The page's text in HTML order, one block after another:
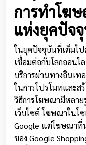
การทำโฆ
แห่งยุคปัจ
ในยุคปัจจุบันที่เต็มไป
เชื่อมต่อกับโลกออนไ
บริการผ่านทางอินเ
ในการโปรโมทและส
วิธีการโฆษณามีหลา
เว็บไซต์ โฆษณาในโ
Google แต่โฆษณาที่
ของ Google